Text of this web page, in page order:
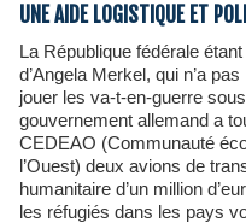
UNE AIDE LOGISTIQUE ET
La République fédérale étant en pleine année électorale, la CDU
d’Angela Merkel, qui n’a
jouer les va-t-en-guerre
gouvernement allemand a
CEDEAO (Communauté
l’Ouest) deux avions de
humanitaire d’un million
les réfugiés dans les pays